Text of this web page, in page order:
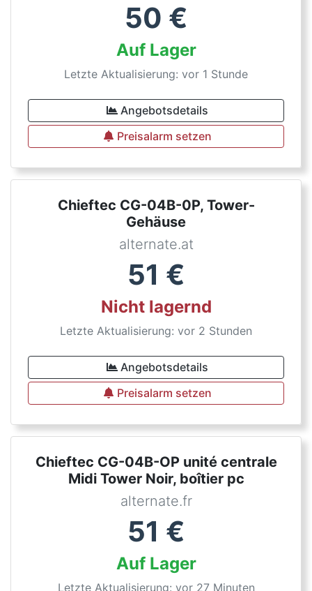
50 €
Auf Lager
Letzte Aktualisierung: vor 1 Stunde
Angebotsdetails
Preisalarm setzen
Chieftec CG-04B-0P, Tower-
Gehäuse
alternate.at
51 €
Nicht lagernd
Letzte Aktualisierung: vor 2 Stunden
Angebotsdetails
Preisalarm setzen
Chieftec CG-04B-OP unité centrale
Midi Tower Noir, boîtier pc
alternate.fr
51 €
Auf Lager
Letzte Aktualisierung: vor 27 Minuten